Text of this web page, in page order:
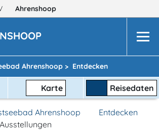
Ahrenshoop
Ahrenshoop > Entdecken
Karte Reisedaten
Ahrenshoop
Entdecken